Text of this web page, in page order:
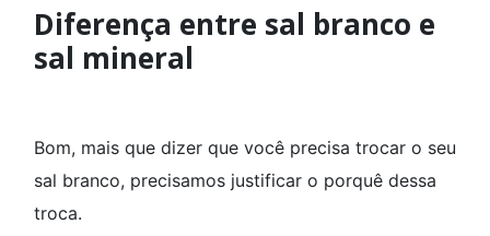
Diferença entre sal branco e
sal mineral
Bom, mais que dizer que você precisa trocar o seu
sal branco, precisamos justificar o porquê dessa
troca.